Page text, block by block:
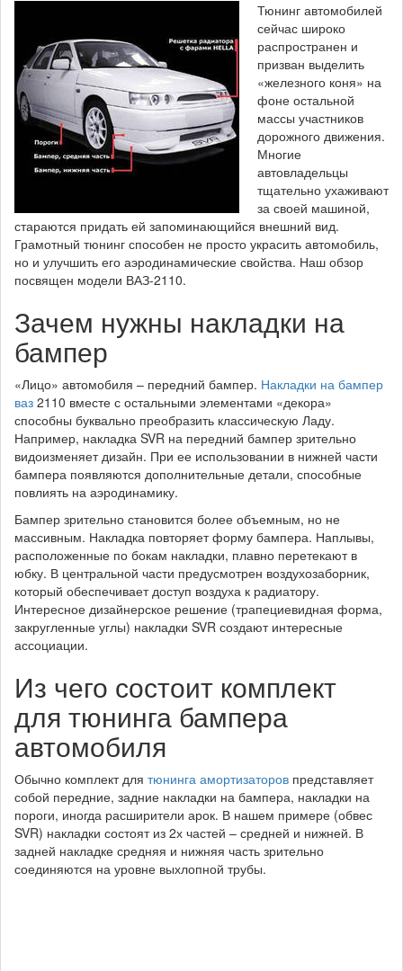
Тюнинг автомобилей
сейчас широко
распространен и
призван выделить
«железного коня» на
фоне остальной
массы участников
дорожного движения.
Многие
автовладельцы
тщательно ухаживают
за своей машиной,
стараются придать ей запоминающийся внешний вид.
Грамотный тюнинг способен не просто украсить автомобиль,
но и улучшить его аэродинамические свойства. Наш обзор
посвящен модели ВАЗ-2110.
Зачем нужны накладки на
бампер
«Лицо» автомобиля – передний бампер. Накладки на бампер
ваз 2110 вместе с остальными элементами «декора»
способны буквально преобразить классическую Ладу.
Например, накладка SVR на передний бампер зрительно
видоизменяет дизайн. При ее использовании в нижней части
бампера появляются дополнительные детали, способные
повлиять на аэродинамику.
Бампер зрительно становится более объемным, но не
массивным. Накладка повторяет форму бампера. Наплывы,
расположенные по бокам накладки, плавно перетекают в
юбку. В центральной части предусмотрен воздухозаборник,
который обеспечивает доступ воздуха к радиатору.
Интересное дизайнерское решение (трапециевидная форма,
закругленные углы) накладки SVR создают интересные
ассоциации.
Из чего состоит комплект
для тюнинга бампера
автомобиля
Обычно комплект для тюнинга амортизаторов представляет
собой передние, задние накладки на бампера, накладки на
пороги, иногда расширители арок. В нашем примере (обвес
SVR) накладки состоят из 2х частей – средней и нижней. В
задней накладке средняя и нижняя часть зрительно
соединяются на уровне выхлопной трубы.